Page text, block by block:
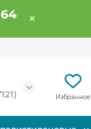
Избранное